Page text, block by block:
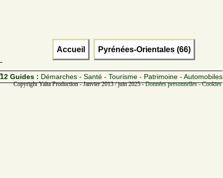
Accueil Pyrénées-Orientales (66)
12 Guides : Démarches - Santé - Tourisme - Patrimoine - Automobiles
Copyright Yalta Production - Janvier 2013 / juin 2025 -Données personnelles -